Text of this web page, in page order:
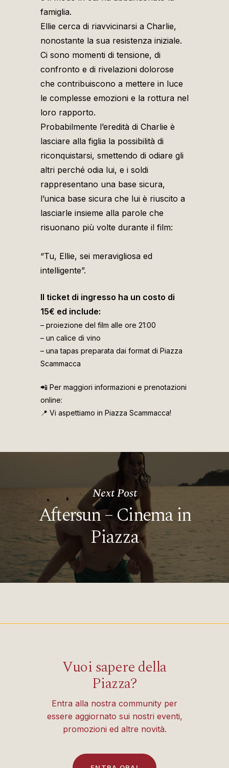
famiglia.
Ellie cerca di riavvicinarsi a Charlie,
nonostante la sua resistenza iniziale.
Ci sono momenti di tensione, di
confronto e di rivelazioni dolorose
che contribuiscono a mettere in luce
le complesse emozioni e la rottura nel
loro rapporto.
Probabilmente l’eredità di Charlie è
lasciare alla figlia la possibilità di
riconquistarsi, smettendo di odiare gli
altri perché odia lui, e i soldi
rappresentano una base sicura,
l’unica base sicura che lui è riuscito a
lasciarle insieme alla parole che
risuonano più volte durante il film:
“Tu, Ellie, sei meravigliosa ed
intelligente”.
Il ticket di ingresso ha un costo di
15€ ed include:
– proiezione del film alle ore 21:00
– un calice di vino
– una tapas preparata dai format di Piazza
Scammacca
📲 Per maggiori informazioni e prenotazioni
online:
📍 Vi aspettiamo in Piazza Scammacca!
Next Post
Aftersun – Cinema in
Piazza
Vuoi sapere della
Piazza?
Entra alla nostra community per
essere aggiornato sui nostri eventi,
promozioni ed altre novità.